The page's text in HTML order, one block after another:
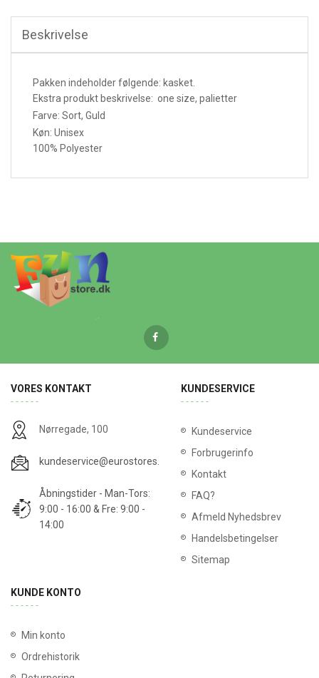
Beskrivelse
Pakken indeholder følgende: kasket.
Ekstra produkt beskrivelse: one size, palietter
Farve: Sort, Guld
Køn: Unisex
100% Polyester
VORES KONTAKT
Nørregade, 100
kundeservice@eurostores.dk
Åbningstider - Man-Tors:
9:00 - 16:00 & Fre: 9:00 -
14:00
KUNDESERVICE
Kundeservice
Forbrugerinfo
Kontakt
FAQ?
Afmeld Nyhedsbrev
Handelsbetingelser
Sitemap
KUNDE KONTO
Min konto
Ordrehistorik